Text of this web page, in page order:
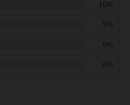
10%
5%
0%
0%